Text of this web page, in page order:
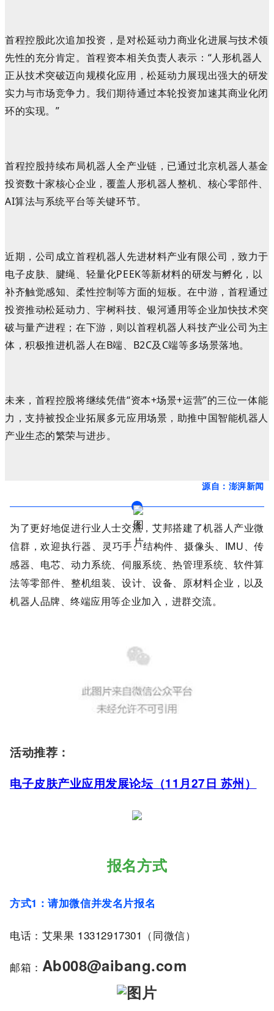
首程控股此次追加投资，是对松延动力商业化进展与技术领
先性的充分肯定。首程资本相关负责人表示：“人形机器人
正从技术突破迈向规模化应用，松延动力展现出强大的研发
实力与市场竞争力。我们期待通过本轮投资加速其商业化闭
环的实现。”
首程控股持续布局机器人全产业链，已通过北京机器人基金
投资数十家核心企业，覆盖人形机器人整机、核心零部件、
AI算法与系统平台等关键环节。
近期，公司成立首程机器人先进材料产业有限公司，致力于
电子皮肤、腱绳、轻量化PEEK等新材料的研发与孵化，以
补齐触觉感知、柔性控制等方面的短板。在中游，首程通过
投资推动松延动力、宇树科技、银河通用等企业加快技术突
破与量产进程；在下游，则以首程机器人科技产业公司为主
体，积极推进机器人在B端、B2C及C端等多场景落地。
未来，首程控股将继续凭借“资本+场景+运营”的三位一体能
力，支持被投企业拓展多元应用场景，助推中国智能机器人
产业生态的繁荣与进步。
源自：澎湃新闻
为了更好地促进行业人士交流，艾邦搭建了机器人产业微
信群，欢迎执行器、灵巧手、结构件、摄像头、IMU、传
感器、电芯、动力系统、伺服系统、热管理系统、软件算
法等零部件、整机组装、设计、设备、原材料企业，以及
机器人品牌、终端应用等企业加入，进群交流。
活动推荐：
电子皮肤产业应用发展论坛（11月27日 苏州）
报名方式
方式1 ：请加微信并发名片报名
电话：艾果果 13312917301 （同微信）
邮箱： Ab008@aibang.com